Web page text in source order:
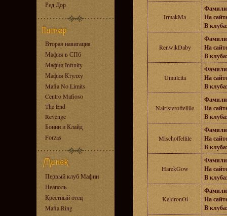
Ред Дор
Вторая навигация
Мафия в СПб
Мафия Infinity
Мафия Ктулху
Mafia No Limits
Centro Mafioso
The End
Revenge
Бонни и Клайд
Forzas
Первый клуб Мафии
Неаполь
Крёстный отец
Mafia Ring
IrmakMa
На
В
RenwikDaby
На
В
Umulcita
На
В
Nairisteroffellile
На
В
Mischoffellile
На
В
HarekGow
На
В
KeldronOi
На
В